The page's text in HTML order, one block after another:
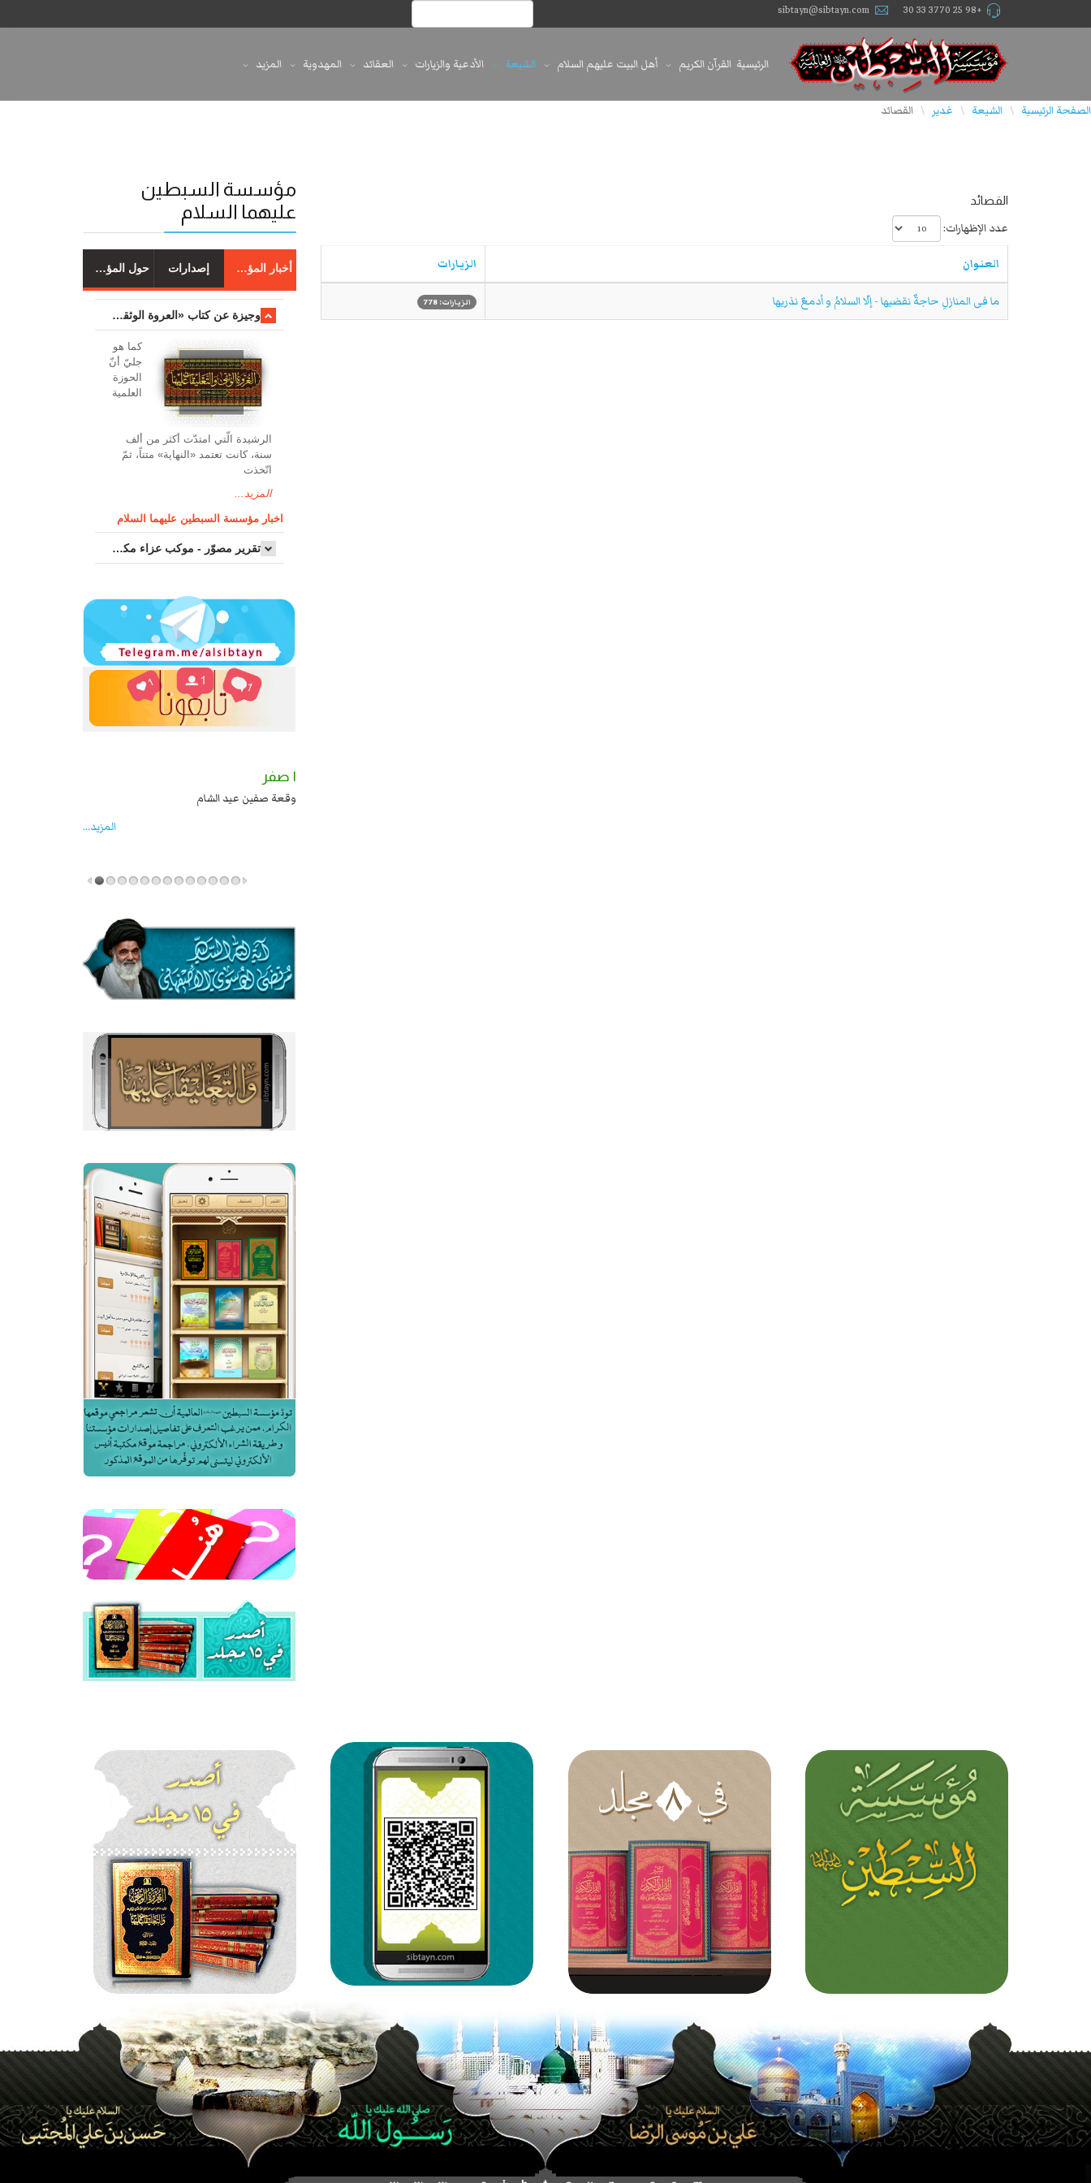
+98 25 3770 33 30
sibtayn@sibtayn.com
الرئيسية القرآن الكريم أهل البيت عليهم السلام الشيعة الأدعية والزيارات العقائد المهدوية المزيد
الصفحة الرئيسية \ الشيعة \ غدير \ القصائد
القصائد
عدد الإظهارات:
العنوان الزيارات
ما فی المنازلِ حاجةٌ نقضیها - إلّا السلامُ و أدمعٌ نذریها الزيارات: 778
مؤسسة السبطين
عليهما السلام
أخبار المؤسسة إصدارات حول المؤسسة
وجیزة عن کتاب «العروة الوثقی والتعلیقات علیها»
کما هو
جليّ أنّ
الحوزة
العلمیة
الرشیدة الّتي امتدّت أكثر من ألف
سنة، كانت تعتمد «النهاية» متناً، ثمّ
اتّخذت
المزيد...
اخبار مؤسسة السبطين عليهما السلام
تقرير مصوّر - موكب عزاء مکتب سماحة اية الله السيد مرتضى الموسوي الاصفهاني في يوم إستشهاد السيدة فاطم...
السبايا عند يزيد شهادة زيد بن علي بن الحسين